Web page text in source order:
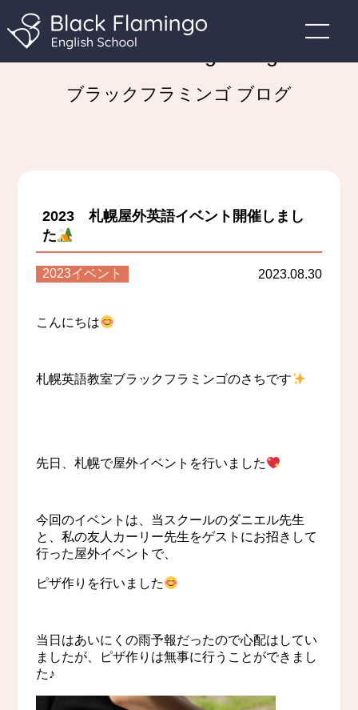
Black Flamingo Blog
ブラックフラミンゴ ブログ
2023 札幌屋外英語イベント開催しまし
た
2023イベント 2023.08.30
こんにちは
札幌英語教室ブラックフラミンゴのさちです
先日、札幌で屋外イベントを行いました
今回のイベントは、当スクールのダニエル先生
と、私の友人カーリー先生をゲストにお招きして
行った屋外イベントで、
ピザ作りを行いました
当日はあいにくの雨予報だったので心配はしてい
ましたが、ピザ作りは無事に行うことができまし
た♪